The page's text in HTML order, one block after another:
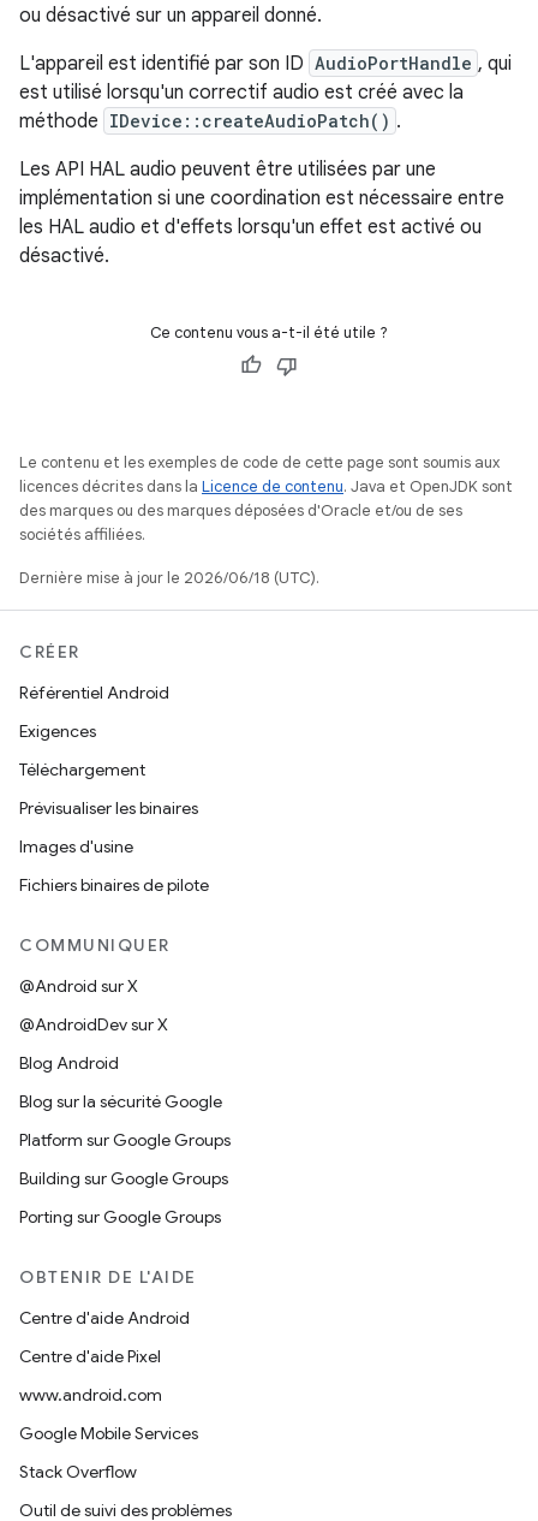
ou désactivé sur un appareil donné.
L'appareil est identifié par son ID AudioPortHandle , qui
est utilisé lorsqu'un correctif audio est créé avec la
méthode IDevice::createAudioPatch() .
Les API HAL audio peuvent être utilisées par une
implémentation si une coordination est nécessaire entre
les HAL audio et d'effets lorsqu'un effet est activé ou
désactivé.
Ce contenu vous a-t-il été utile ?
Le contenu et les exemples de code de cette page sont soumis aux
licences décrites dans la Licence de contenu. Java et OpenJDK sont
des marques ou des marques déposées d'Oracle et/ou de ses
sociétés affiliées.
Dernière mise à jour le 2026/06/18 (UTC).
CRÉER
Référentiel Android
Exigences
Téléchargement
Prévisualiser les binaires
Images d'usine
Fichiers binaires de pilote
COMMUNIQUER
@Android sur X
@AndroidDev sur X
Blog Android
Blog sur la sécurité Google
Platform sur Google Groups
Building sur Google Groups
Porting sur Google Groups
OBTENIR DE L'AIDE
Centre d'aide Android
Centre d'aide Pixel
www.android.com
Google Mobile Services
Stack Overflow
Outil de suivi des problèmes